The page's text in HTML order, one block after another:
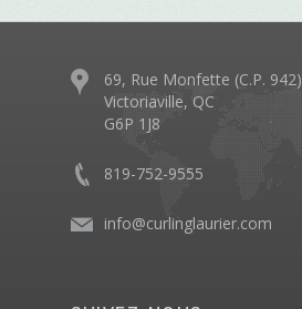
69, Rue Monfette (C.P. 942)
Victoriaville, QC
G6P 1J8
819-752-9555
info@curlinglaurier.com